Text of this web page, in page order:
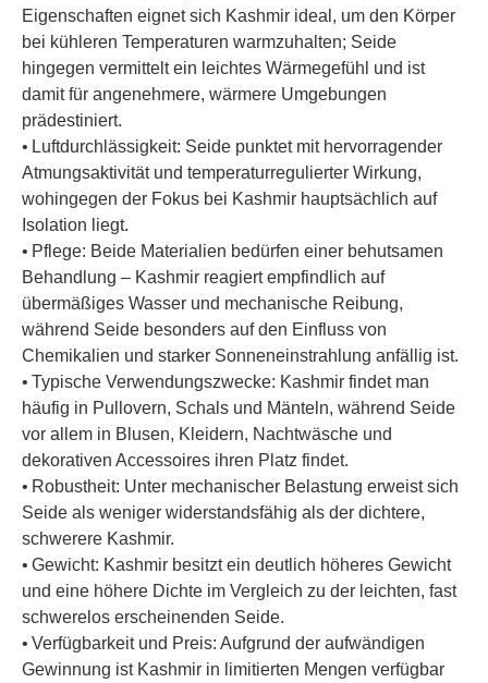
Eigenschaften eignet sich Kashmir ideal, um den Körper
bei kühleren Temperaturen warmzuhalten; Seide
hingegen vermittelt ein leichtes Wärmegefühl und ist
damit für angenehmere, wärmere Umgebungen
prädestiniert.
• Luftdurchlässigkeit: Seide punktet mit hervorragender
Atmungsaktivität und temperaturregulierter Wirkung,
wohingegen der Fokus bei Kashmir hauptsächlich auf
Isolation liegt.
• Pflege: Beide Materialien bedürfen einer behutsamen
Behandlung – Kashmir reagiert empfindlich auf
übermäßiges Wasser und mechanische Reibung,
während Seide besonders auf den Einfluss von
Chemikalien und starker Sonneneinstrahlung anfällig ist.
• Typische Verwendungszwecke: Kashmir findet man
häufig in Pullovern, Schals und Mänteln, während Seide
vor allem in Blusen, Kleidern, Nachtwäsche und
dekorativen Accessoires ihren Platz findet.
• Robustheit: Unter mechanischer Belastung erweist sich
Seide als weniger widerstandsfähig als der dichtere,
schwerere Kashmir.
• Gewicht: Kashmir besitzt ein deutlich höheres Gewicht
und eine höhere Dichte im Vergleich zu der leichten, fast
schwerelos erscheinenden Seide.
• Verfügbarkeit und Preis: Aufgrund der aufwändigen
Gewinnung ist Kashmir in limitierten Mengen verfügbar